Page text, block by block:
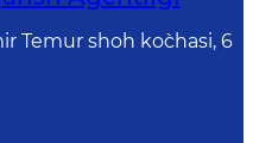
Temur shoh ko`chasi, 6